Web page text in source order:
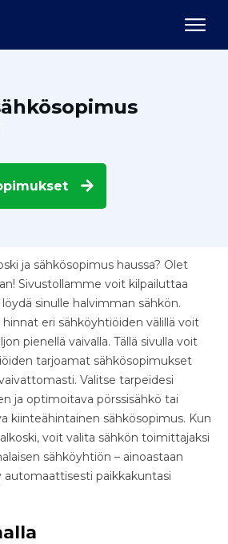
ja sähkösopimus haussa? Olet
Sivustollamme voit kilpailuttaa
sinulle halvimman sähkön.
eri sähköyhtiöiden välillä voit
pienellä vaivalla. Tällä sivulla voit
tarjoamat sähkösopimukset
Valitse tarpeidesi
ja optimoitava pörssisähkö tai
kiinteähintainen sähkösopimus. Kun
voit valita sähkön toimittajaksi
sähköyhtiön – ainoastaan
automaattisesti paikkakuntasi